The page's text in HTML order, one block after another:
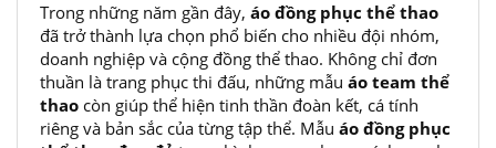
Trong những năm gần đây, áo đồng phục thể thao
đã trở thành lựa chọn phổ biến cho nhiều đội nhóm,
doanh nghiệp và cộng đồng thể thao. Không chỉ đơn
thuần là trang phục thi đấu, những mẫu áo team thể
thao còn giúp thể hiện tinh thần đoàn kết, cá tính
riêng và bản sắc của từng tập thể. Mẫu áo đồng phục